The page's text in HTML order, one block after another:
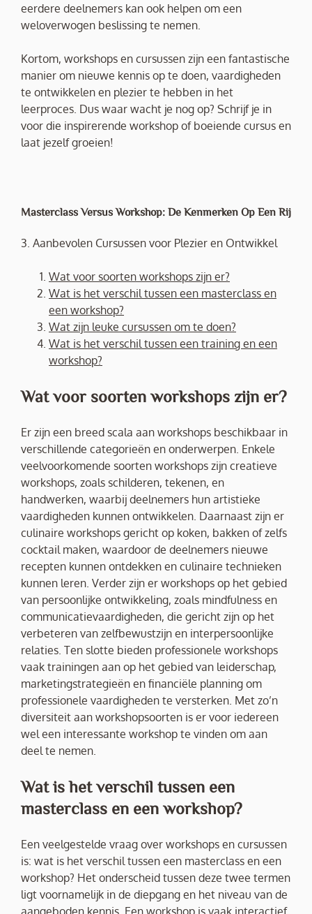
eerdere deelnemers kan ook helpen om een
weloverwogen beslissing te nemen.
Kortom, workshops en cursussen zijn een fantastische
manier om nieuwe kennis op te doen, vaardigheden
te ontwikkelen en plezier te hebben in het
leerproces. Dus waar wacht je nog op? Schrijf je in
voor die inspirerende workshop of boeiende cursus en
laat jezelf groeien!
Masterclass Versus Workshop: De Kenmerken Op Een Rij
3. Aanbevolen Cursussen voor Plezier en Ontwikkel
Wat voor soorten workshops zijn er?
Wat is het verschil tussen een masterclass en
een workshop?
Wat zijn leuke cursussen om te doen?
Wat is het verschil tussen een training en een
workshop?
Wat voor soorten workshops zijn er?
Er zijn een breed scala aan workshops beschikbaar in
verschillende categorieën en onderwerpen. Enkele
veelvoorkomende soorten workshops zijn creatieve
workshops, zoals schilderen, tekenen, en
handwerken, waarbij deelnemers hun artistieke
vaardigheden kunnen ontwikkelen. Daarnaast zijn er
culinaire workshops gericht op koken, bakken of zelfs
cocktail maken, waardoor de deelnemers nieuwe
recepten kunnen ontdekken en culinaire technieken
kunnen leren. Verder zijn er workshops op het gebied
van persoonlijke ontwikkeling, zoals mindfulness en
communicatievaardigheden, die gericht zijn op het
verbeteren van zelfbewustzijn en interpersoonlijke
relaties. Ten slotte bieden professionele workshops
vaak trainingen aan op het gebied van leiderschap,
marketingstrategieën en financiële planning om
professionele vaardigheden te versterken. Met zo’n
diversiteit aan workshopsoorten is er voor iedereen
wel een interessante workshop te vinden om aan
deel te nemen.
Wat is het verschil tussen een
masterclass en een workshop?
Een veelgestelde vraag over workshops en cursussen
is: wat is het verschil tussen een masterclass en een
workshop? Het onderscheid tussen deze twee termen
ligt voornamelijk in de diepgang en het niveau van de